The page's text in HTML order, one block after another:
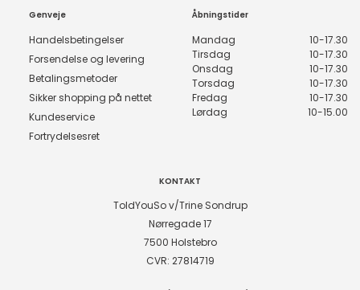
Genveje
Handelsbetingelser
Forsendelse og levering
Betalingsmetoder
Sikker shopping på nettet
Kundeservice
Fortrydelsesret
Åbningstider
Mandag
10-17.30
Tirsdag
10-17.30
Onsdag
10-17.30
Torsdag
10-17.30
Fredag
10-17.30
Lørdag
10-15.00
KONTAKT
ToldYouSo v/Trine Sondrup
Nørregade 17
7500 Holstebro
CVR: 27814719